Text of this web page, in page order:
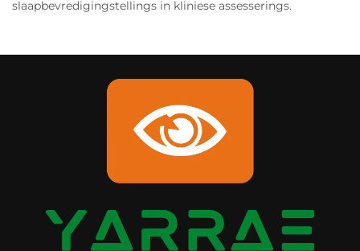
slaapbevredigingstellings in kliniese assesserings.